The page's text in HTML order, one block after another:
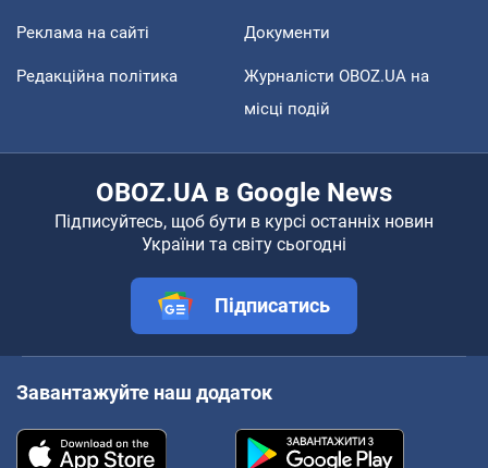
Реклама на сайті Документи
Редакційна політика
Журналісти OBOZ.UA на
місці подій
OBOZ.UA в Google News
Підписуйтесь, щоб бути в курсі останніх новин
України та світу сьогодні
Підписатись
Завантажуйте наш додаток